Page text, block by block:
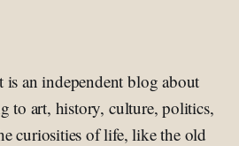
an independent blog about
to art, history, culture, politics,
curiosities of life, like the old